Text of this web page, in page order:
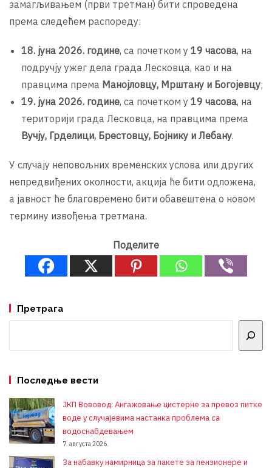
замагљивањем (први третман) бити спроведена
према следећем распореду:
18. јуна 2026. године, са почетком у 19 часова, на
подручју ужег дела града Лесковца, као и на
правцима према Манојловцу, Мрштану и Богојевцу;
19. јуна 2026. године, са почетком у 19 часова, на
територији града Лесковца, на правцима према
Вучју, Грделици, Брестовцу, Бојнику и Лебану.
У случају неповољних временских услова или других
непредвиђених околности, акција ће бити одложена,
а јавност ће благовремено бити обавештена о новом
термину извођења третмана.
Поделите
Претрага
Последње вести
ЈКП Вововод: Ангажовање цистерне за превоз питке
воде у случајевима настанка проблема са
водоснабдевањем
7. августа 2026.
За набавку намирница за пакете за пензионере и